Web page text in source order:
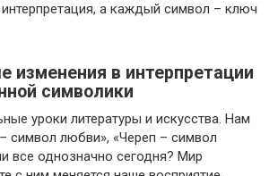
а каждый символ – ключ
изменения в интерпретации
символики
уроки литературы и искусства. Нам
символ любви», «Череп – символ
все однозначно сегодня? Мир